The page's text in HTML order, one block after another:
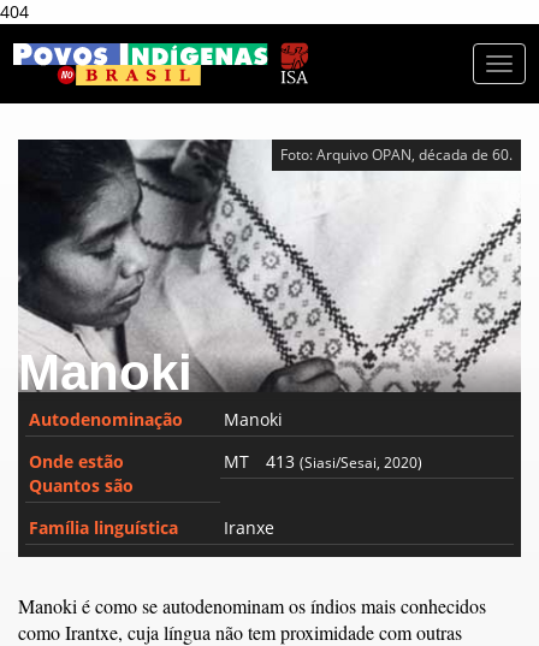
404
Foto: Arquivo OPAN, década de 60.
Manoki
Autodenominação
Manoki
Onde estão
Quantos são
MT 413(Siasi/Sesai, 2020)
Família linguística Iranxe
Manoki é como se autodenominam os índios mais conhecidos
como Irantxe, cuja língua não tem proximidade com outras